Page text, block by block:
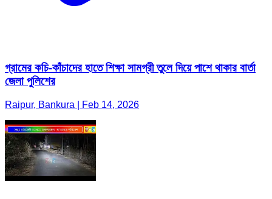
গ্রামের কচি-কাঁচাদের হাতে শিক্ষা সামগ্রী তুলে দিয়ে পাশে থাকার বার্তা
জেলা পুলিশের
Raipur, Bankura | Feb 14, 2026